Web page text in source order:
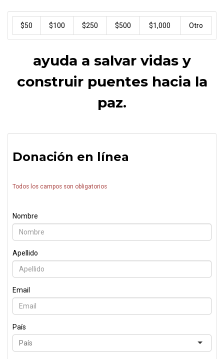
$50 $100 $250 $500 $1,000 Otro
ayuda a salvar vidas y
construir puentes hacia la
paz.
Donación en línea
Todos los campos son obligatorios
Nombre
Apellido
Email
País